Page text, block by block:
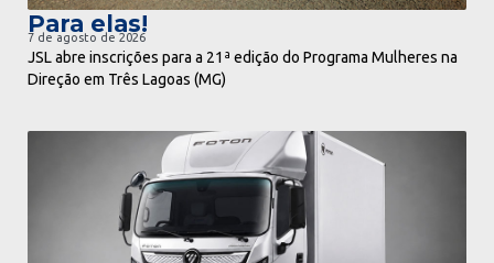
Para elas!
7 de agosto de 2026
JSL abre inscrições para a 21ª edição do Programa Mulheres na
Direção em Três Lagoas (MG)
ir para notícia